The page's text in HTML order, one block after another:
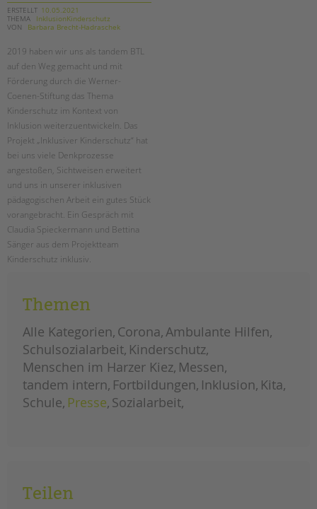
Schulbezogene Sozialarbeit
Tagesgruppen
HILFEN ZUR ERZIEHUNG
EINGLIEDERUNGSHILFE
BETREUTES WOHNEN
TANDEM BTL AKADEMIE
Zertfikatskurse
Seminarkalender
Seminarräume
STADTTEILARBEIT
Kinder- und Jugendschutz
Unsere Videos
Gesellschafter VdK
schoolcoach BTL
tandem international
KARRIERE
unkuerzbar
Suchen
ERSTELLT 10.05.2021
THEMA
InklusionKinderschutz
VON
Barbara Brecht-Hadraschek
2019 haben wir uns als tandem BTL
auf den Weg gemacht und mit
Förderung durch die Werner-
Coenen-Stiftung das Thema
Kinderschutz im Kontext von
Inklusion weiterzuentwickeln. Das
Projekt „Inklusiver Kinderschutz“ hat
bei uns viele Denkprozesse
angestoßen, Sichtweisen erweitert
und uns in unserer inklusiven
pädagogischen Arbeit ein gutes Stück
vorangebracht. Ein Gespräch mit
Claudia Spieckermann und Bettina
Sänger aus dem Projektteam
Kinderschutz inklusiv.
„kinderschutz
inklusiv“
Themen
Alle Kategorien Corona Ambulante Hilfen
Schulsozialarbeit Kinderschutz
Menschen im Harzer Kiez Messen
tandem intern Fortbildungen Inklusion Kita
Schule Presse Sozialarbeit
Teilen